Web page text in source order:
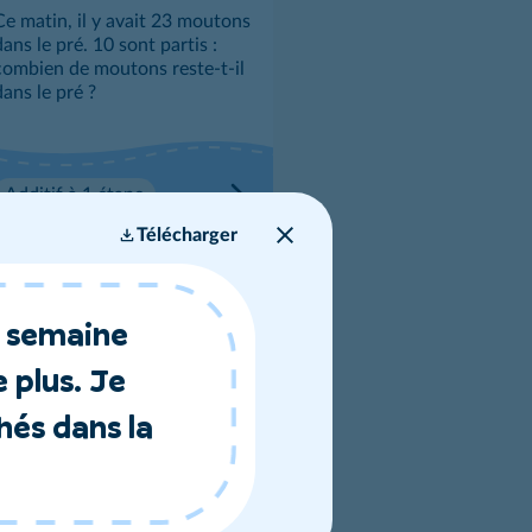
matin, il y avait 23 moutons
le pré. 10 sont partis :
de moutons reste-t-il
le pré ?
Additif à 1 étape
sa tirelire et son porte-
monnaie, Malo a 22 €. Dans sa
il a 10 €. Quelle somme
voyages
Télécharger
plus. Je
dans la